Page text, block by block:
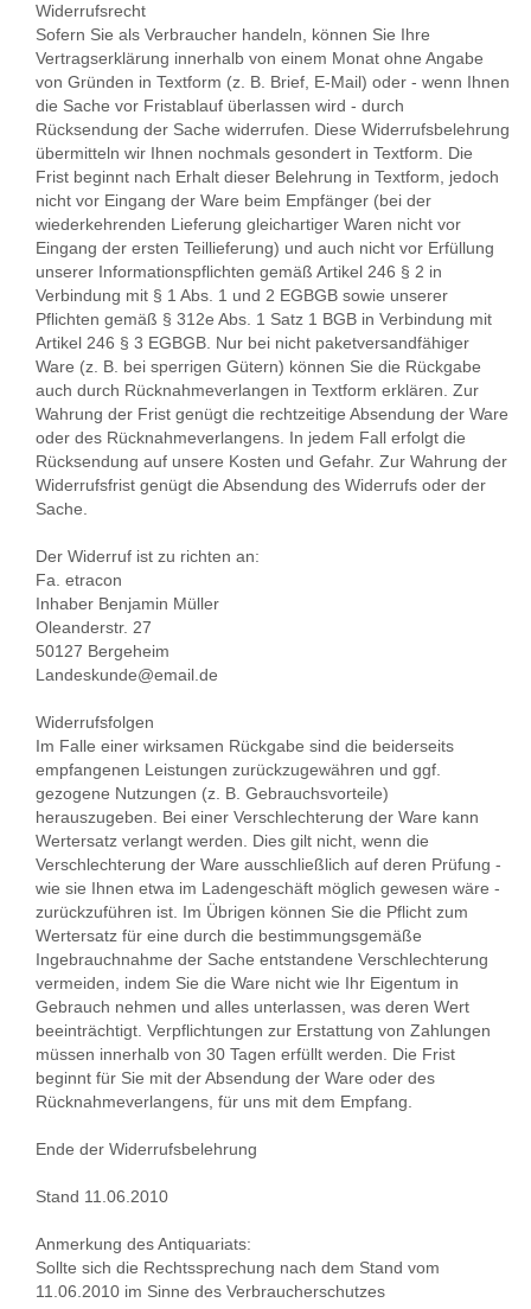
Widerrufsrecht
Sofern Sie als Verbraucher handeln, können Sie Ihre
Vertragserklärung innerhalb von einem Monat ohne Angabe
von Gründen in Textform (z. B. Brief, E-Mail) oder - wenn Ihnen
die Sache vor Fristablauf überlassen wird - durch
Rücksendung der Sache widerrufen. Diese Widerrufsbelehrung
übermitteln wir Ihnen nochmals gesondert in Textform. Die
Frist beginnt nach Erhalt dieser Belehrung in Textform, jedoch
nicht vor Eingang der Ware beim Empfänger (bei der
wiederkehrenden Lieferung gleichartiger Waren nicht vor
Eingang der ersten Teillieferung) und auch nicht vor Erfüllung
unserer Informationspflichten gemäß Artikel 246 § 2 in
Verbindung mit § 1 Abs. 1 und 2 EGBGB sowie unserer
Pflichten gemäß § 312e Abs. 1 Satz 1 BGB in Verbindung mit
Artikel 246 § 3 EGBGB. Nur bei nicht paketversandfähiger
Ware (z. B. bei sperrigen Gütern) können Sie die Rückgabe
auch durch Rücknahmeverlangen in Textform erklären. Zur
Wahrung der Frist genügt die rechtzeitige Absendung der Ware
oder des Rücknahmeverlangens. In jedem Fall erfolgt die
Rücksendung auf unsere Kosten und Gefahr. Zur Wahrung der
Widerrufsfrist genügt die Absendung des Widerrufs oder der
Sache.
Der Widerruf ist zu richten an:
Fa. etracon
Inhaber Benjamin Müller
Oleanderstr. 27
50127 Bergeheim
Landeskunde@email.de
Widerrufsfolgen
Im Falle einer wirksamen Rückgabe sind die beiderseits
empfangenen Leistungen zurückzugewähren und ggf.
gezogene Nutzungen (z. B. Gebrauchsvorteile)
herauszugeben. Bei einer Verschlechterung der Ware kann
Wertersatz verlangt werden. Dies gilt nicht, wenn die
Verschlechterung der Ware ausschließlich auf deren Prüfung -
wie sie Ihnen etwa im Ladengeschäft möglich gewesen wäre -
zurückzuführen ist. Im Übrigen können Sie die Pflicht zum
Wertersatz für eine durch die bestimmungsgemäße
Ingebrauchnahme der Sache entstandene Verschlechterung
vermeiden, indem Sie die Ware nicht wie Ihr Eigentum in
Gebrauch nehmen und alles unterlassen, was deren Wert
beeinträchtigt. Verpflichtungen zur Erstattung von Zahlungen
müssen innerhalb von 30 Tagen erfüllt werden. Die Frist
beginnt für Sie mit der Absendung der Ware oder des
Rücknahmeverlangens, für uns mit dem Empfang.
Ende der Widerrufsbelehrung
Stand 11.06.2010
Anmerkung des Antiquariats:
Sollte sich die Rechtssprechung nach dem Stand vom
11.06.2010 im Sinne des Verbraucherschutzes